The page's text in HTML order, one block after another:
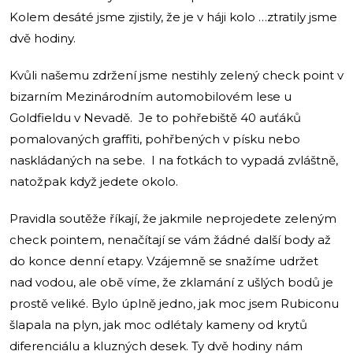
Kolem desáté jsme zjistily, že je v háji kolo …ztratily jsme
dvě hodiny.
Kvůli našemu zdržení jsme nestihly zelený check point v
bizarním Mezinárodním automobilovém lese u
Goldfieldu v Nevadě. Je to pohřebiště 40 auťáků
pomalovaných graffiti, pohřbených v písku nebo
naskládaných na sebe. I na fotkách to vypadá zvláštně,
natožpak když jedete okolo.
Pravidla soutěže říkají, že jakmile neprojedete zeleným
check pointem, nenačítají se vám žádné další body až
do konce denní etapy. Vzájemně se snažíme udržet
nad vodou, ale obě víme, že zklamání z ušlých bodů je
prostě veliké. Bylo úplně jedno, jak moc jsem Rubiconu
šlapala na plyn, jak moc odlétaly kameny od krytů
diferenciálu a kluzných desek. Ty dvě hodiny nám